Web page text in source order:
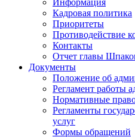
Информация
Кадровая политика
Приоритеты
Противодействие
Контакты
Отчет главы
Документы
Положение об
Регламент работы
Нормативные
Регламенты
услуг
Формы обращений